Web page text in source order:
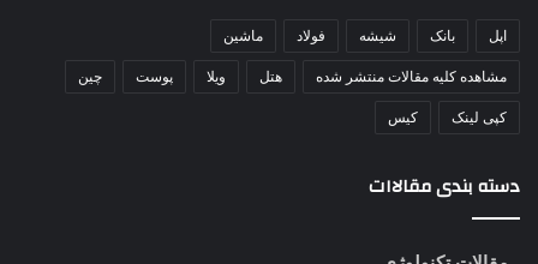
اپل بانک شیشه فولاد ماشین
مشاهده کلیه مقالات منتشر شده هتل ویلا پوست چین
کپی لینک کیس
دسته بندی مقالاات